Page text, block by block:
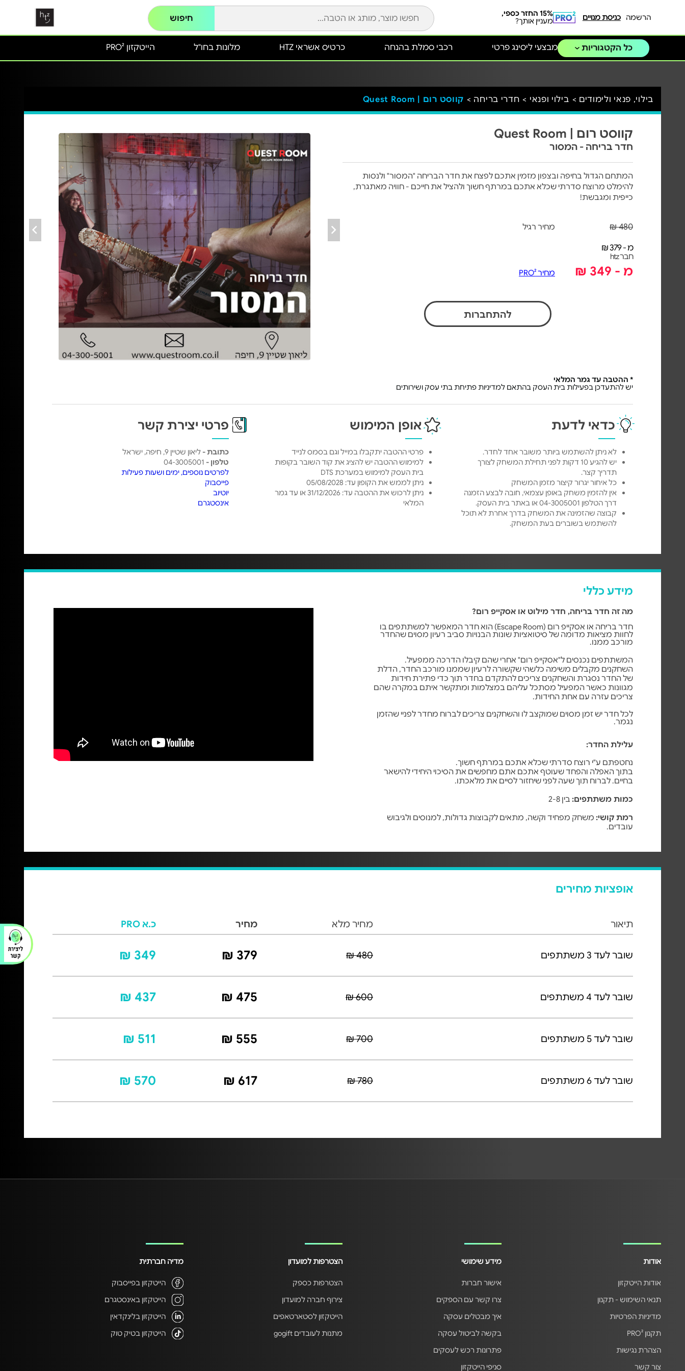
הרשמה כניסת מנויים
15% החזר כספי,
מעניין אותך?
חיפוש
כל הקטגוריות הייטקזון PRO² מלונות בחו"ל כרטיס אשראי HTZ מבצעי ליסינג פרטי רכבי סמלת בהנחה
בילוי, פנאי ולימודים > בילוי ופנאי > חדרי בריחה > קווסט רום | Quest Room
קווסט רום | Quest Room
חדר בריחה - המסור
המתחם הגדול בחיפה ובצפון מזמין אתכם לפצח את חדר הבריחה "המסור" ולנסות
להימלט מרוצח סדרתי שכלא אתכם במרתף חשוך ולהציל את חייכם - חוויה מאתגרת,
כייפית ומגבשת!
480 ₪ מחיר רגיל
מ - 379 ₪
חבר htz
מ - 349 ₪ מחיר PRO²
להתחברות
* ההטבה עד גמר המלאי
יש להתעדכן בפעילות בית העסק בהתאם למדיניות פתיחת בתי עסק ושירותים
כדאי לדעת
לא ניתן להשתמש ביותר משובר אחד לחדר.
יש להגיע 10 דקות לפני תחילת המשחק לצורך
תדריך קצר.
כל איחור יגרור קיצור מזמן המשחק
אין להזמין משחק באופן עצמאי, חובה לבצע הזמנה
דרך הטלפון 04-3005001 או באתר בית העסק.
קבוצה שהזמינה את המשחק בדרך אחרת לא תוכל
להשתמש בשוברים בעת המשחק.
אופן המימוש
פרטי ההטבה יתקבלו במייל וגם בסמס לנייד
למימוש ההטבה יש להציג את קוד השובר בקופות
בית העסק למימוש במערכת DTS
ניתן לממש את הקופון עד: 05/08/2028
ניתן לרכוש את ההטבה עד: 31/12/2026 או עד גמר
המלאי
פרטי יצירת קשר
כתובת -ליאון שטיין 9, חיפה, ישראל
טלפון - 04-3005001
לפרטים נוספים, ימים ושעות פעילות
פייסבוק
יוטיוב
אינסטגרם
מידע כללי
מה זה חדר בריחה, חדר מילוט או אסקייפ רום?
חדר בריחה או אסקייפ רום (Escape Room) הוא חדר המאפשר למשתתפים בו
לחוות מציאות מדומה של סיטואציות שונות הבנויות סביב רעיון מסוים שהחדר
מורכב ממנו.
המשתתפים נכנסים ל"אסקייפ רום" אחרי שהם קיבלו הדרכה ממפעיל.
השחקנים מקבלים משימה כלשהי שקשורה לרעיון שממנו מורכב החדר, הדלת
של החדר נסגרת והשחקנים צריכים להתקדם בחדר תוך כדי פתירת חידות
מגוונות כאשר המפעיל מסתכל עליהם במצלמות ומתקשר איתם במקרה שהם
צריכים עזרה עם אחת החידות.
לכל חדר יש זמן מסוים שמוקצב לו והשחקנים צריכים לברוח מחדר לפניי שהזמן
נגמר.
עלילת החדר:
נחטפתם ע"י רוצח סדרתי שכלא אתכם במרתף חשוך.
בתוך האפלה והפחד שעוטף אתכם אתם מחפשים את הסיכוי היחידי להישאר
בחיים. לברוח תוך שעה לפני שיחזור לסיים את מלאכתו.
כמות משתתפים: בין 2-8
רמת קושי: משחק מפחיד וקשה, מתאים לקבוצות גדולות, למנוסים ולגיבוש
עובדים.
אופציות מחירים
תיאור מחיר מלא מחיר כ.א PRO
שובר לעד 3 משתתפים 480 ₪
379 ₪
349 ₪
שובר לעד 4 משתתפים 600 ₪
475 ₪
437 ₪
שובר לעד 5 משתתפים 700 ₪
555 ₪
511 ₪
שובר לעד 6 משתתפים 780 ₪
617 ₪
570 ₪
אודות
אודות הייטקזון
תנאי השימוש - תקנון
מדיניות הפרטיות
תקנון PRO²
הצהרת נגישות
צור קשר
מידע שימושי
אישור חברות
צרו קשר עם הספקים
איך מבטלים עסקה
בקשה לביטול עסקה
פתרונות רכש לעסקים
סניפי הייטקזון
הצטרפות למועדון
הצטרפות כספק
צירוף חברה למועדון
הייטקזון לסטארטאפים
מתנות לעובדים gogift
מדיה חברתית
הייטקזון בפייסבוק
הייטקזון באינסטגרם
הייטקזון בלינקדאין
הייטקזון בטיק טוק